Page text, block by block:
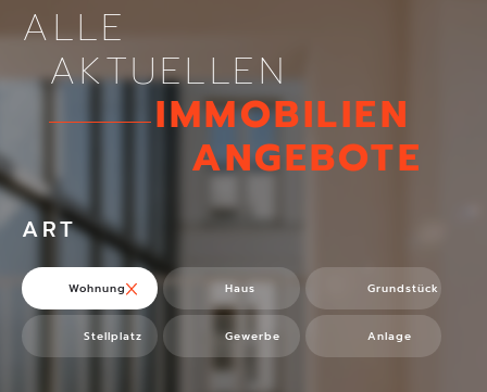
ALLE
AKTUELLEN
IMMOBILIEN
ANGEBOTE
ART
Wohnung Haus Grundstück
Stellplatz Gewerbe Anlage